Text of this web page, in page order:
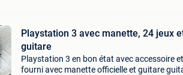
Playstation 3 avec manette, 24 jeux
guitare
Playstation 3 en bon état avec accessoire
fourni avec manette officielle et guitare